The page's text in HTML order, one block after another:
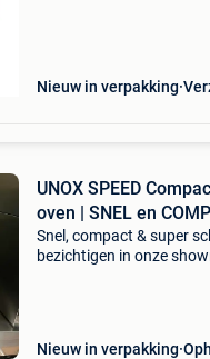
Nieuw in verpakking
UNOX SPEED
oven | SNEL en
Snel, compact & super
bezichtigen in onze
Nieuw in verpakking